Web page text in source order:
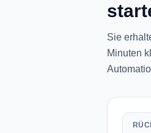
Sie
Minuten